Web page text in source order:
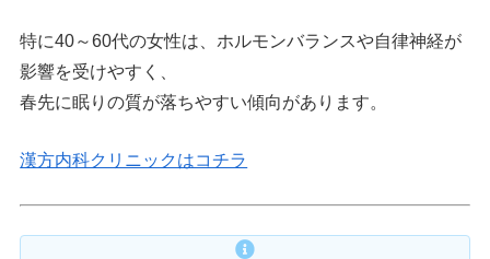
特に40～60代の女性は、ホルモンバランスや自律神経が
影響を受けやすく、
春先に眠りの質が落ちやすい傾向があります。
漢方内科クリニックはコチラ